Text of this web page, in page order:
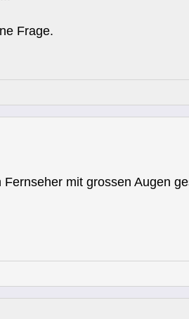
Frage.
mit grossen Augen